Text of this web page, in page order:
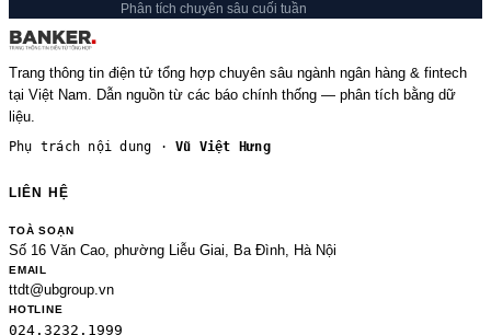
Phân tích chuyên sâu cuối tuần
Trang thông tin điện tử tổng hợp chuyên sâu ngành ngân hàng & fintech
tại Việt Nam. Dẫn nguồn từ các báo chính thống — phân tích bằng dữ
liệu.
Phụ trách nội dung ·Vũ Việt Hưng
LIÊN HỆ
TOÀ SOẠN
Số 16 Văn Cao, phường Liễu Giai, Ba Đình, Hà Nội
EMAIL
ttdt@ubgroup.vn
HOTLINE
024.3232.1999